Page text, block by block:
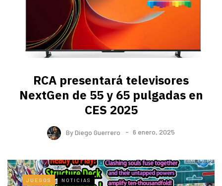
RCA presentará televisores
NextGen de 55 y 65 pulgadas en
CES 2025
ByDiego Guerrero 6 enero, 2025
JUEGOS NOTICIAS